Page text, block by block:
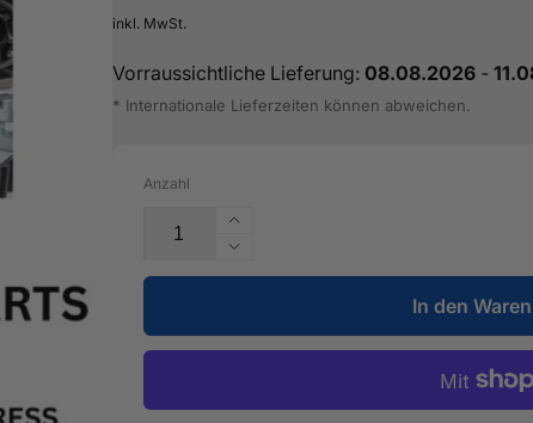
Preis
inkl. MwSt.
Vorraussichtliche Lieferung: 08.08.2026-
* Internationale Lieferzeiten können abweichen.
Anzahl
Erhöhe
die
Menge
1
Satz
-
Verringere
die
für
1
Unterdruckschläuche
In den